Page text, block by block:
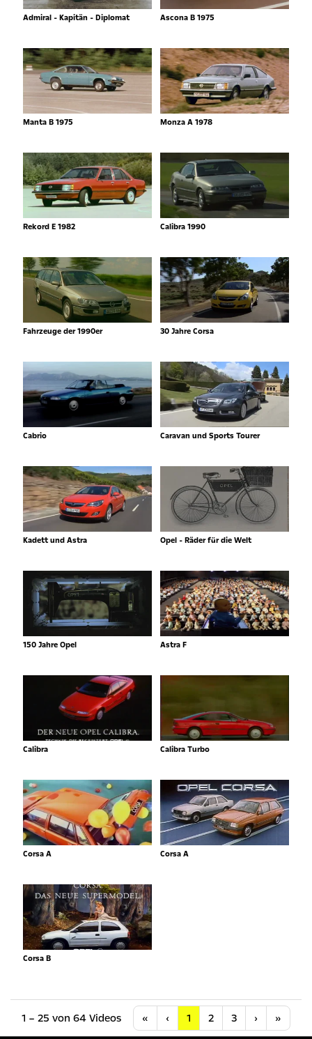
Admiral - Kapitän - Diplomat Ascona B 1975
Manta B 1975 Monza A 1978
Rekord E 1982 Calibra 1990
Fahrzeuge der 1990er 30 Jahre Corsa
Cabrio Caravan und Sports Tourer
Kadett und Astra Opel - Räder für die Welt
150 Jahre Opel Astra F
Calibra Calibra Turbo
Corsa A Corsa A
Corsa B
1 – 25 von 64 Videos « Anfang
‹ Vorherige
1 2 3 ›Nächste
»